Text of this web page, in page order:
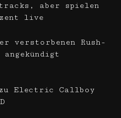
aber spielen
live
verstorbenen Rush-
angekündigt
Electric Callboy